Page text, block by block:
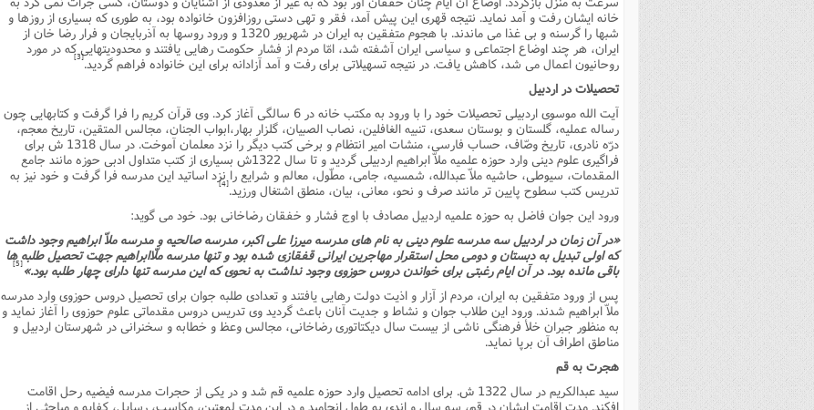
خانه ایشان رفت و آمد نماید. نتیجه قهرى این پیش آمد، فقر و تهى دستى روزافزون خانواده بود، به طورى که بسیارى از روزها و
شبها را گرسنه و بى غذا مى ماندند. با هجوم متفقین به ایران در شهریور 1320 و ورود روسها به آذربایجان و فرار رضا خان از
ایران، هر چند اوضاع اجتماعى و سیاسى ایران آشفته شد، امّا مردم از فشار حکومت رهایى یافتند و محدودیتهایى که در مورد
روحانیون اعمال مى شد، کاهش یافت. در نتیجه تسهیلاتى براى رفت و آمد آزادانه براى این خانواده فراهم گردید.[3]
تحصیلات در اردبیل
آیت الله موسوى اردبیلى تحصیلات خود را با ورود به مکتب خانه در 6 سالگى آغاز کرد. وى قرآن کریم را فرا گرفت و کتابهایى چون
رساله عملیه، گلستان و بوستان سعدى، تنبیه الغافلین، نصاب الصبیان، گلزار بهار،ابواب الجنان، مجالس المتقین، تاریخ معجم،
درّه نادرى، تاریخ وصّاف، حساب فارسى، منشات امیر انتظام و برخى کتب دیگر را نزد معلمان آموخت. در سال 1318 ش براى
فراگیرى علوم دینى وارد حوزه علمیه ملاّ ابراهیم اردبیلى گردید و تا سال 1322ش بسیارى از کتب متداول ادبى حوزه مانند جامع
المقدمات، سیوطى، حاشیه ملاّ عبدالله، شمسیه، جامى، مطّول، معالم و شرایع را نزد اساتید این مدرسه فرا گرفت و خود نیز به
تدریس کتب سطوح پایین تر مانند صرف و نحو، معانى، بیان، منطق اشتغال ورزید.[4]
ورود این جوان فاضل به حوزه علمیه اردبیل مصادف با اوج فشار و خفقان رضاخانى بود. خود مى گوید:
«در آن زمان در اردبیل سه مدرسه علوم دینى به نام هاى مدرسه میرزا على اکبر، مدرسه صالحیه و مدرسه ملاّ ابراهیم وجود داشت
که اولى تبدیل به دبستان و دومى محل استقرار مهاجرین ایرانى قفقازى شده بود و تنها مدرسه ملّاابراهیم جهت تحصیل طلبه ها
باقى مانده بود. در آن ایام رغبتى براى خواندن دروس حوزوى وجود نداشت به نحوى که این مدرسه تنها داراى چهار طلبه بود.»[5]
پس از ورود متفقین به ایران، مردم از آزار و اذیت دولت رهایى یافتند و تعدادى طلبه جوان براى تحصیل دروس حوزوى وارد مدرسه
ملاّ ابراهیم شدند. ورود این طلاب جوان و نشاط و جدیت آنان باعث گردید وى تدریس دروس مقدماتى علوم حوزوى را آغاز نماید و
به منظور جبران خلأ فرهنگى ناشى از بیست سال دیکتاتورى رضاخانى، مجالس وعظ و خطابه و سخنرانى در شهرستان اردبیل و
مناطق اطراف آن برپا نماید.
هجرت به قم
سید عبدالکریم در سال 1322 ش. براى ادامه تحصیل وارد حوزه علمیه قم شد و در یکى از حجرات مدرسه فیضیه رحل اقامت
افکند. مدت اقامت ایشان در قم، سه سال و اندى به طول انجامید و در این مدت لمعتین، مکاسب، رسایل، کفایه و مباحثى از